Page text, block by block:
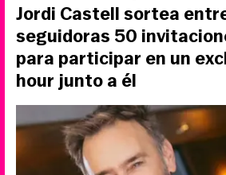
Jordi Castell sortea
seguidoras 50
para participar en un
hour junto a él